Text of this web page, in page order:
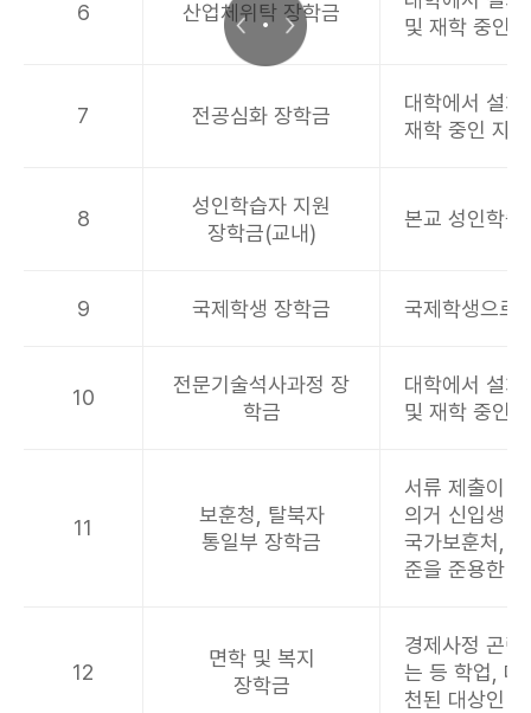
6 산업체위탁 장학금
및 재학 중인
7 전공심화 장학금
대학에서 설
재학 중인 자
8
성인학습자 지원
장학금(교내)
본교 성인학
9 국제학생 장학금 국제학생으로
10
전문기술석사과정 장
학금
대학에서 설
및 재학 중인
11
보훈청, 탈북자
통일부 장학금
서류 제출이
의거 신입생
국가보훈처,
준을 준용한 자
12
면학 및 복지
장학금
경제사정 곤
는 등 학업, 대
천된 대상인 자